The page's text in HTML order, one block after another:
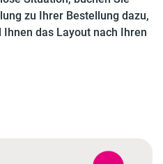
zu Ihrer Bestellung dazu,
das Layout nach Ihren